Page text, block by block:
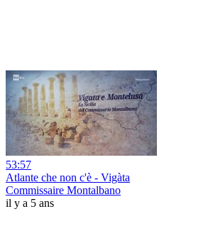
53:57
Atlante che non c'è - Vigàta
Commissaire Montalbano
il y a 5 ans